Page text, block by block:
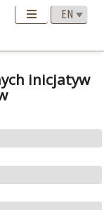
inicjatyw